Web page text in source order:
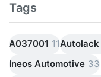
Tags
A037001 11Autolack
Ineos Automotive 33